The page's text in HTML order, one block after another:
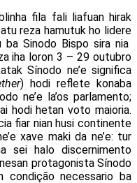
fila fali liafuan hirak
reza hamutuk ho lidere
ba Sinodo Bispo sira nia
iha loron 3 – 29 outubro
Sínodo ne’e significa
) hodi reflete konaba
ne’e la’os parlamento;
hodi hetan voto maioria.
fiar nian husi continente
xave maki da ne’e: tur
sei halo discernimento
protagonista Sínodo
condição necessario ba